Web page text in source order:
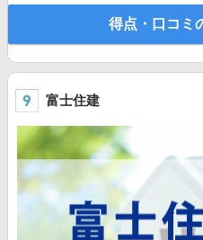
得点・口コミ
富士住建